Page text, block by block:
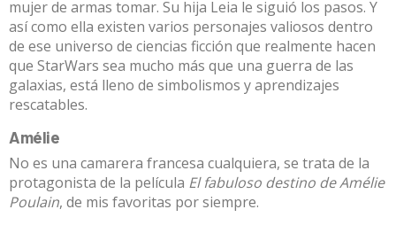
mujer de armas tomar. Su hija Leia le siguió los pasos. Y
así como ella existen varios personajes valiosos dentro
de ese universo de ciencias ficción que realmente hacen
que StarWars sea mucho más que una guerra de las
galaxias, está lleno de simbolismos y aprendizajes
rescatables.
Amélie
No es una camarera francesa cualquiera, se trata de la
protagonista de la película El fabuloso destino de Amélie
Poulain, de mis favoritas por siempre.